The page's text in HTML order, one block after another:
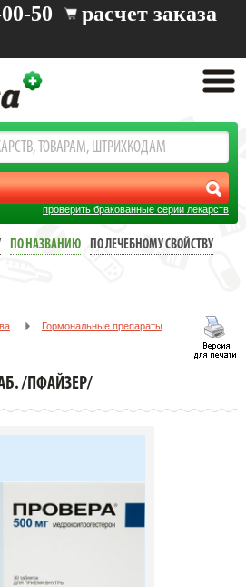
50 расчет заказа
проверить бракованные серии лекарств
ПО НАЗВАНИЮ
ПО ЛЕЧЕБНОМУ СВОЙСТВУ
Гормональные препараты
/ПФАЙЗЕР/